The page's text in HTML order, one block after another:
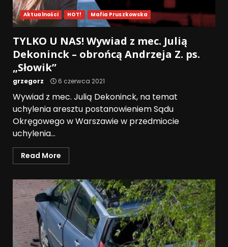
Aktualności HOT! Mafia Pruszkowska
TYLKO U NAS! Wywiad z mec. Julią
Dekoninck – obrońcą Andrzeja Z. ps.
„Słowik”
grzegorz 6 czerwca 2021
Wywiad z mec. Julią Dekoninck, na temat
uchylenia aresztu postanowieniem Sądu
Okręgowego w Warszawie w przedmiocie
uchylenia...
Read More